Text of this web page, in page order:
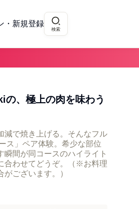
・新規登録
検索
の、極上の肉を味わう
減で焼き上げる。そんなフル
ス」ペア体験。希少な部位
間が同コースのハイライト
合わせてどうぞ。（※お料理
ございます。）